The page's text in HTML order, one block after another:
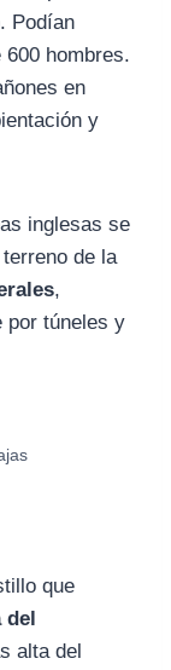
Podían
hombres.
en
y
inglesas se
de la
,
por túneles y
que
del
alta del